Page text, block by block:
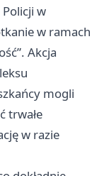
w
w ramach
Akcja
mogli
trwałe
w razie